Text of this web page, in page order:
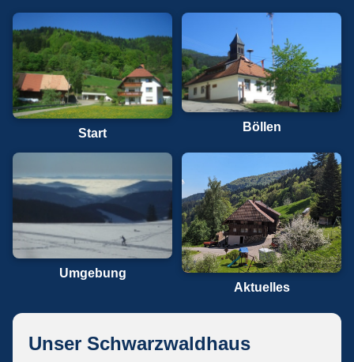
Start Böllen
Umgebung
Aktuelles
Unser Schwarzwaldhaus